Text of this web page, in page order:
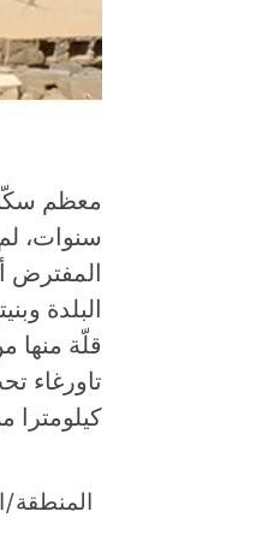
سنوات،
المفترض
البلدة
كيلومترا
المنطقة/